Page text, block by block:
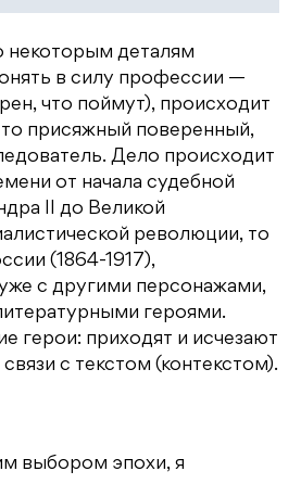
некоторым деталям
в силу профессии —
что поймут), происходит
то присяжный поверенный,
Дело происходит
от начала судебной
II до Великой
революции, то
(1864-1917),
с другими персонажами,
героями.
герои: приходят и исчезают
с текстом (контекстом).
выбором эпохи, я